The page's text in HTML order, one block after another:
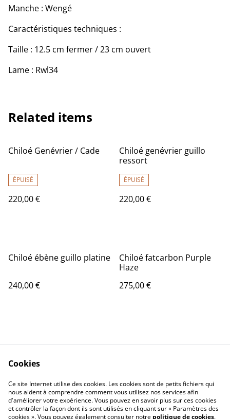
Manche : Wengé
Caractéristiques techniques :
Taille : 12.5 cm fermer / 23 cm ouvert
Lame : Rwl34
Related items
Chiloé Genévrier / Cade
ÉPUISÉ
220,00 €
Chiloé genévrier guillo
ressort
ÉPUISÉ
220,00 €
Chiloé ébène guillo platine
240,00 €
Chiloé fatcarbon Purple
Haze
275,00 €
contacté-nous
Conditions générales
Politique de
confidentialité
Politique de cookies
Cookies
Ce site Internet utilise des cookies. Les cookies sont de petits fichiers qui
nous aident à comprendre comment vous utilisez nos services afin
d'améliorer votre expérience. Vous pouvez en savoir plus sur ces cookies
et contrôler la façon dont ils sont utilisés en cliquant sur « Paramètres des
cookies ». Vous pouvez également consulter notre politique de cookies.